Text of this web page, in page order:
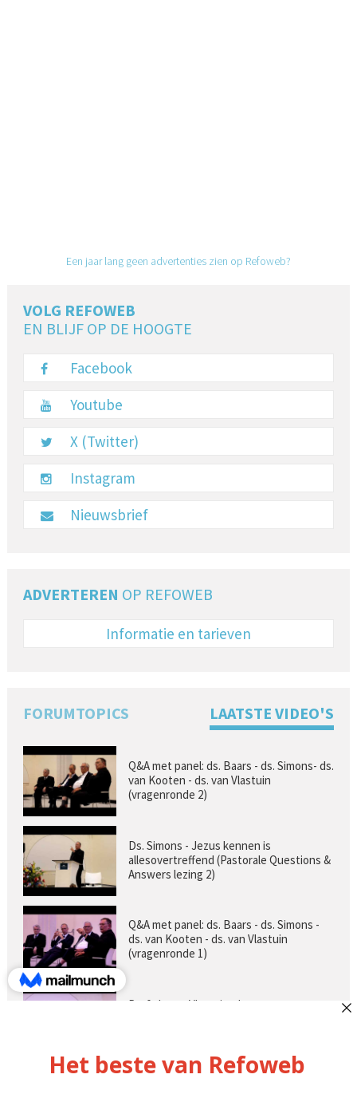
Een jaar lang geen advertenties zien op Refoweb?
VOLG REFOWEB
EN BLIJF OP DE HOOGTE
Facebook
Youtube
X (Twitter)
Instagram
Nieuwsbrief
ADVERTEREN OP REFOWEB
Informatie en tarieven
FORUMTOPICS LAATSTE VIDEO'S
Q&A met panel: ds. Baars - ds. Simons- ds.
van Kooten - ds. van Vlastuin
(vragenronde 2)
Ds. Simons - Jezus kennen is
allesovertreffend (Pastorale Questions &
Answers lezing 2)
Q&A met panel: ds. Baars - ds. Simons -
ds. van Kooten - ds. van Vlastuin
(vragenronde 1)
Prof. dr. van Vlastuin - Is